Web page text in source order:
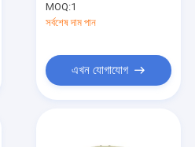
আরএইচডি স্টিয়ারিং
MOQ:1
সর্বশেষ দাম পান
এখন যোগাযোগ